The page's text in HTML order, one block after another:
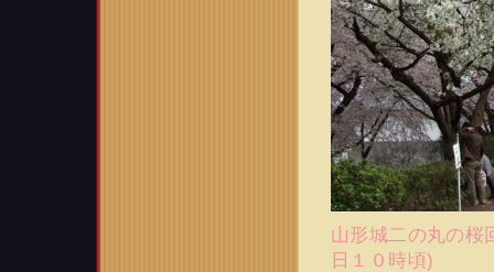
山形城二の丸の桜
日１０時頃)